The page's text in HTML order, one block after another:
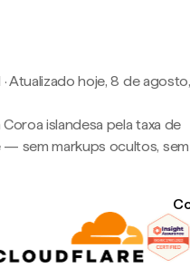
·Atualizado hoje, 8 de agosto,
islandesa pela taxa de
— sem markups ocultos, sem